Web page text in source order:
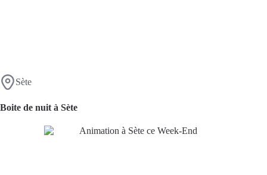
Sète
Boite de nuit à Sète